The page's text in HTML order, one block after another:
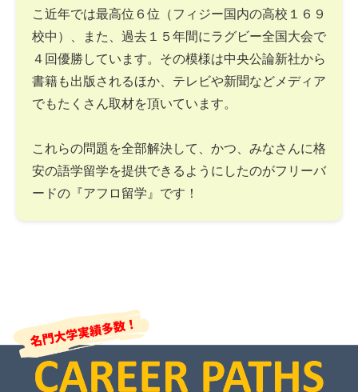
こ近年では最高位６位（フィジー国内の高校１６９
校中）、また、過去１５年間にラグビー全国大会で
４回優勝しています。その模様は中央公論新社から
書籍も出版されるほか、テレビや新聞などメディア
でもたくさん取材を頂いています。
これらの問題を全部解決して、かつ、みなさんに格
安の語学留学を提供できるようにしたのがフリーバ
ードの『アフロ留学』です！